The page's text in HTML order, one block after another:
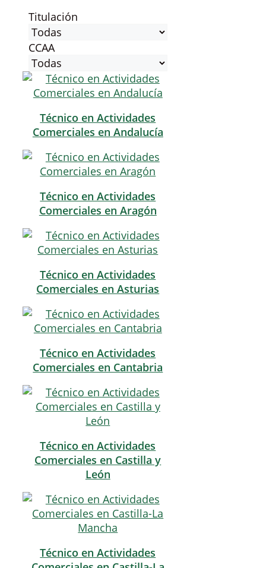
Titulación
CCAA
Técnico en Actividades
Comerciales en Andalucía
Técnico en Actividades
Comerciales en Aragón
Técnico en Actividades
Comerciales en Asturias
Técnico en Actividades
Comerciales en Cantabria
Técnico en Actividades
Comerciales en Castilla y
León
Técnico en Actividades